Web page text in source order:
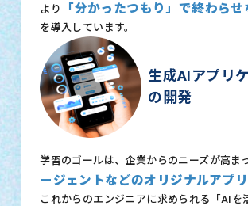
より
「分かったつもり」で終わら
を導入しています。
生成AIアプリ
の開発
学習のゴールは、企業からのニーズが高ま
ージェントなどのオリジナルアプ
これからのエンジニアに求められる「AIを